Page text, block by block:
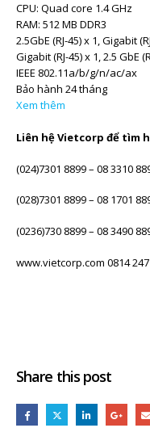
CPU: Quad core 1.4 GHz
RAM: 512 MB DDR3
2.5GbE (RJ-45) x 1, Gigabit
Gigabit (RJ-45) x 1, 2.5 GbE
IEEE 802.11a/b/g/n/ac/ax
Bảo hành 24 tháng
Xem thêm
Liên hệ Vietcorp để tìm
(024)7301 8899 – 08 3310
(028)7301 8899 – 08 1701
(0236)730 8899 – 08 3490
www.vietcorp.com 0814
Share this post